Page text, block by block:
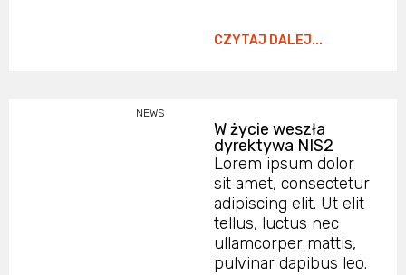
CZYTAJ DALEJ...
NEWS
W życie weszła
dyrektywa NIS2
Lorem ipsum dolor
sit amet, consectetur
adipiscing elit. Ut elit
tellus, luctus nec
ullamcorper mattis,
pulvinar dapibus leo.